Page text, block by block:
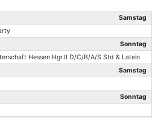
Samstag
Sonntag
Hessen Hgr.II D/C/B/A/S Std & Latein
Samstag
Sonntag